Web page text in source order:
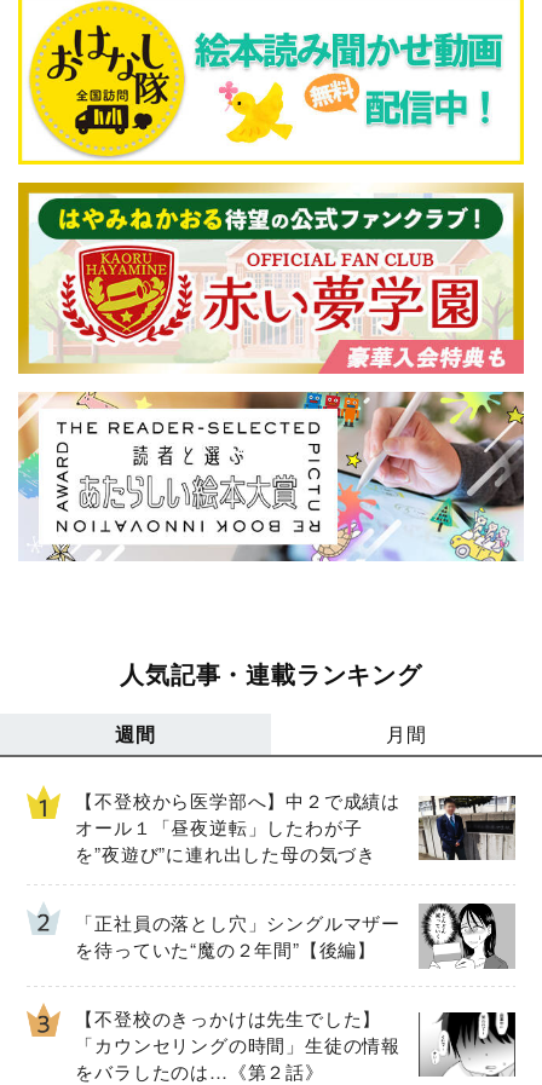
人気記事・連載ランキング
週間 月間
【不登校から医学部へ】中２で成績は
オール１「昼夜逆転」したわが子
を”夜遊び”に連れ出した母の気づき
「正社員の落とし穴」シングルマザー
を待っていた“魔の２年間”【後編】
【不登校のきっかけは先生でした】
「カウンセリングの時間」生徒の情報
をバラしたのは…《第２話》